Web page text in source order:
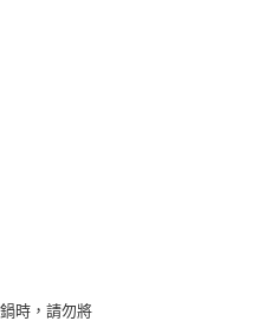
時，請勿將